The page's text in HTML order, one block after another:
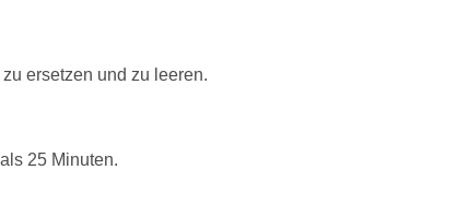
ersetzen und zu leeren.
25 Minuten.